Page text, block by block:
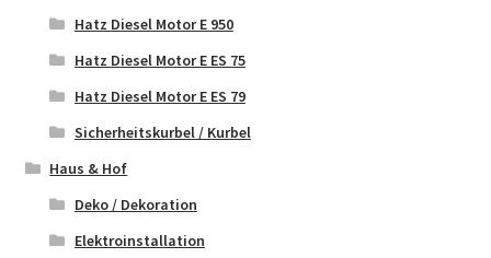
Hatz Diesel Motor E 950
Hatz Diesel Motor E ES 75
Hatz Diesel Motor E ES 79
Sicherheitskurbel / Kurbel
Haus & Hof
Deko / Dekoration
Elektroinstallation